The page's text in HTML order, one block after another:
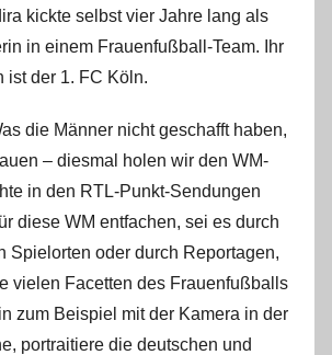
kickte selbst vier Jahre lang als
in einem Frauenfußball-Team. Ihr
ist der 1. FC Köln.
die Männer nicht geschafft haben,
– diesmal holen wir den WM-
in den RTL-Punkt-Sendungen
diese WM entfachen, sei es durch
Spielorten oder durch Reportagen,
vielen Facetten des Frauenfußballs
zum Beispiel mit der Kamera in der
portraitiere die deutschen und